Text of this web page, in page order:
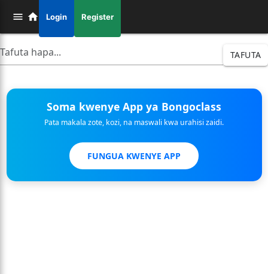
Login Register
TAFUTA
Soma kwenye App ya Bongoclass
Pata makala zote, kozi, na maswali kwa urahisi zaidi.
FUNGUA KWENYE APP